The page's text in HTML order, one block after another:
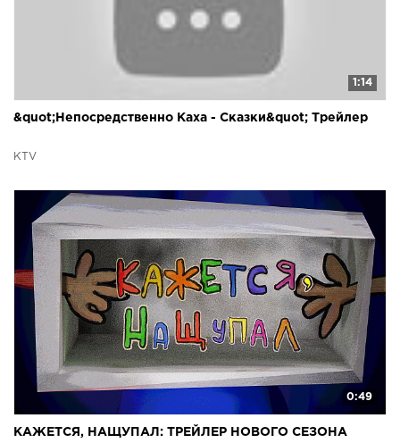
1:14
&quot;Непосредственно Каха - Сказки&quot; Трейлер
KTV
0:49
КАЖЕТСЯ, НАЩУПАЛ: ТРЕЙЛЕР НОВОГО СЕЗОНА